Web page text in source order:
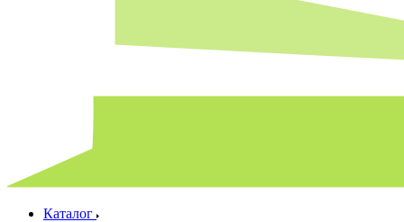
Каталог